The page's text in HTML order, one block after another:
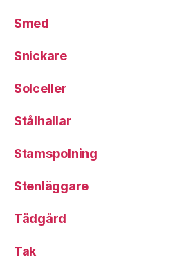
Smed
Snickare
Solceller
Stålhallar
Stamspolning
Stenläggare
Tädgård
Tak